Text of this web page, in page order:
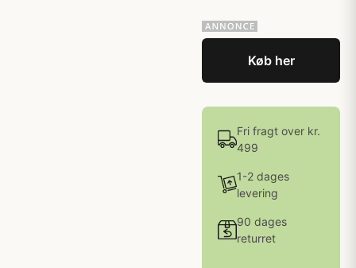
Køb her
Fri fragt over kr.
499
1-2 dages
levering
90 dages
returret